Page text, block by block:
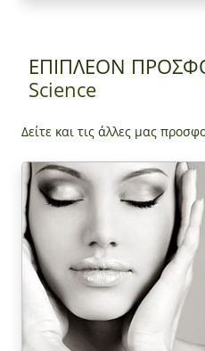
ΕΠΙΠΛΕΟΝ
Science
Δείτε και τις άλλες μας